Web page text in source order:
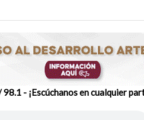
- ¡Escúchanos en cualquier